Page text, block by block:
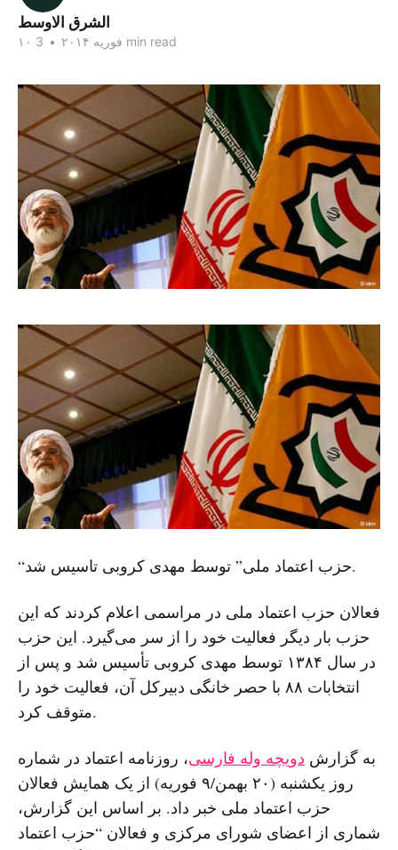
الشرق الاوسط
۱۰ فوریه ۲۰۱۴ • 3 min read
“حزب اعتماد ملی” توسط مهدی کروبی تاسیس شد.
فعالان حزب اعتماد ملی در مراسمی اعلام کردند که این
حزب بار دیگر فعالیت خود را از سر می‌گیرد. این حزب
در سال ۱۳۸۴ توسط مهدی کروبی تأسیس شد و پس از
انتخابات ۸۸ با حصر خانگی دبیرکل آن، فعالیت خود را
متوقف کرد.
به گزارش دویچه وله فارسی، روزنامه اعتماد در شماره
روز یکشنبه (۲۰ بهمن/۹ فوریه) از یک همایش فعالان
حزب اعتماد ملی خبر داد. بر اساس این گزارش،
شماری از اعضای شورای مرکزی و فعالان “حزب اعتماد